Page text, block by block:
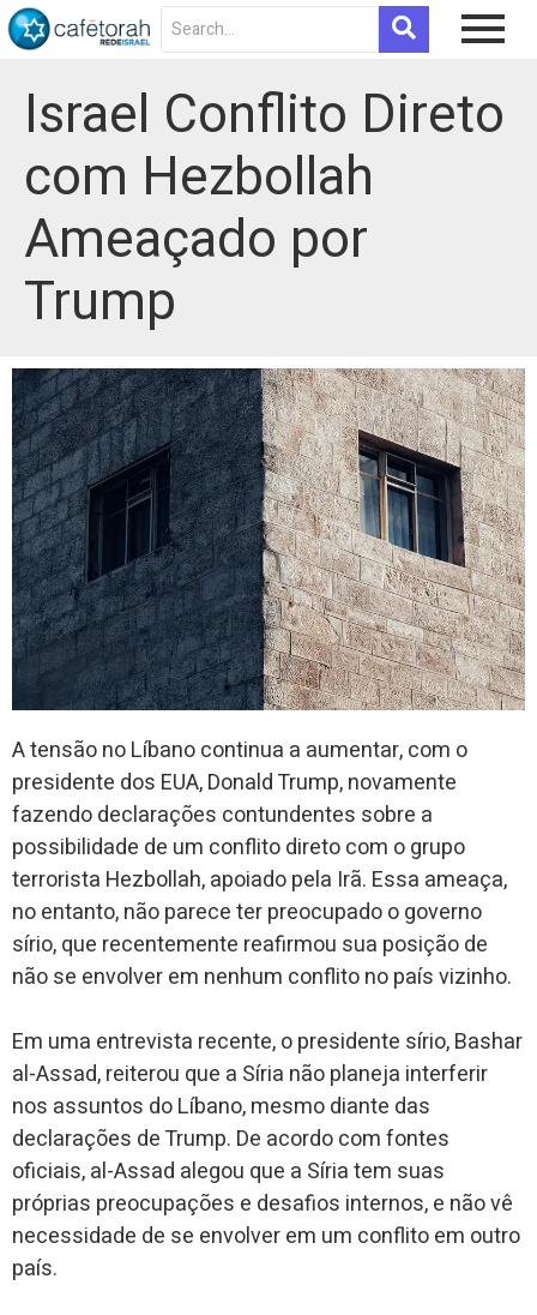
Israel Conflito Direto
com Hezbollah
Ameaçado por
Trump
A tensão no Líbano continua a aumentar, com o
presidente dos EUA, Donald Trump, novamente
fazendo declarações contundentes sobre a
possibilidade de um conflito direto com o grupo
terrorista Hezbollah, apoiado pela Irã. Essa ameaça,
no entanto, não parece ter preocupado o governo
sírio, que recentemente reafirmou sua posição de
não se envolver em nenhum conflito no país vizinho.
Em uma entrevista recente, o presidente sírio, Bashar
al-Assad, reiterou que a Síria não planeja interferir
nos assuntos do Líbano, mesmo diante das
declarações de Trump. De acordo com fontes
oficiais, al-Assad alegou que a Síria tem suas
próprias preocupações e desafios internos, e não vê
necessidade de se envolver em um conflito em outro
país.